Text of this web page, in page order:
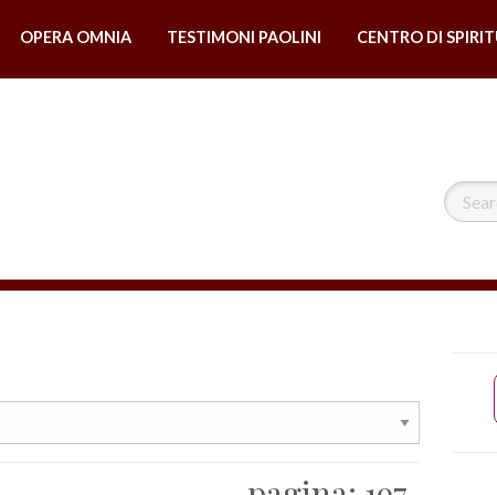
OPERA OMNIA TESTIMONI PAOLINI CENTRO DI